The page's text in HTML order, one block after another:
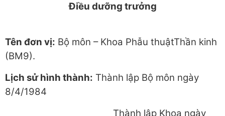
Điều dưỡng trưởng
Tên đơn vị: Bộ môn – Khoa Phẫu thuậtThần kinh
(BM9).
Lịch sử hình thành: Thành lập Bộ môn ngày
8/4/1984
Thành lập Khoa ngày